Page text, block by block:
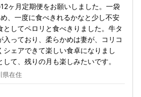
ヶ月定期便をお願いしました。一袋
、一度に食べきれるかなと少し不安
としてペロリと食べきりました。牛タ
入っており、柔らかめは妻が、コリコ
シェアできて楽しい食卓になりまし
て、残りの月も楽しみたいです。
県在住